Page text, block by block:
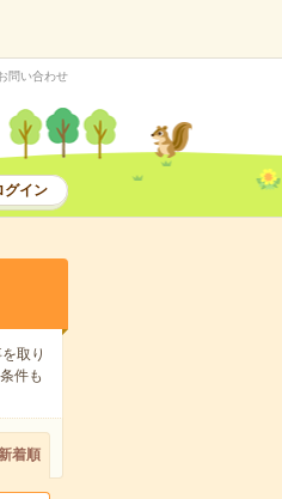
問い合わせ
グイン
取り
件も
着順